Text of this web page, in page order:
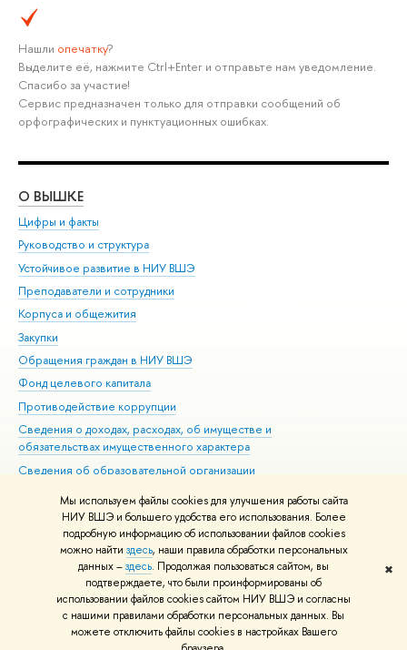
Мы используем файлы cookies для улучшения работы сайта
НИУ ВШЭ и большего удобства его использования. Более
подробную информацию об использовании файлов cookies
можно найти здесь, наши правила обработки персональных
данных –здесь. Продолжая пользоваться сайтом, вы
подтверждаете, что были проинформированы об
использовании файлов cookies сайтом НИУ ВШЭ и согласны
с нашими правилами обработки персональных данных. Вы
можете отключить файлы cookies в настройках Вашего
✖
Нашли опечатку?
Выделите её, нажмите Ctrl+Enter и отправьте нам уведомление.
Спасибо за участие!
Сервис предназначен только для отправки сообщений об
орфографических и пунктуационных ошибках.
О ВЫШКЕ
Цифры и факты
Руководство и структура
Устойчивое развитие в НИУ ВШЭ
Преподаватели и сотрудники
Корпуса и общежития
Закупки
Обращения граждан в НИУ ВШЭ
Фонд целевого капитала
Противодействие коррупции
Сведения о доходах, расходах, об имуществе и
обязательствах имущественного характера
Сведения об образовательной организации
Людям с ограниченными возможностями здоровья
Единая платежная страница
Работа в Вышке
© НИУ ВШЭ 1993–2026 Адреса и контакты Условия использования
материалов Политика конфиденциальности Карта сайта
Шрифты HSE Sans и HSE Slab разработаны вШколе дизайна НИУ ВШЭ